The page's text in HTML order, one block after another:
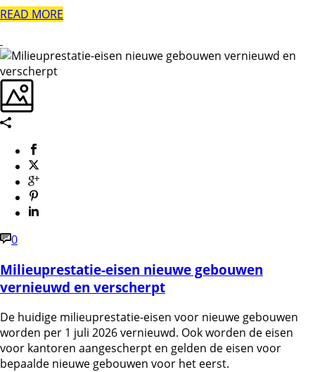
READ MORE
0
Milieuprestatie-eisen nieuwe gebouwen
vernieuwd en verscherpt
De huidige milieuprestatie-eisen voor nieuwe gebouwen
worden per 1 juli 2026 vernieuwd. Ook worden de eisen
voor kantoren aangescherpt en gelden de eisen voor
bepaalde nieuwe gebouwen voor het eerst.